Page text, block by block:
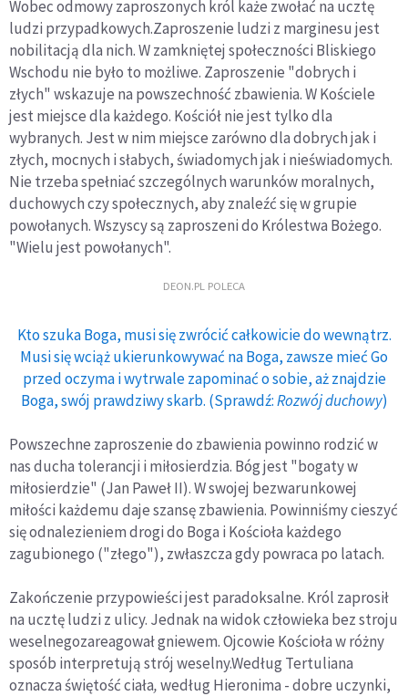
Wobec odmowy zaproszonych król każe zwołać na ucztę
ludzi przypadkowych.Zaproszenie ludzi z marginesu jest
nobilitacją dla nich. W zamkniętej społeczności Bliskiego
Wschodu nie było to możliwe. Zaproszenie "dobrych i
złych" wskazuje na powszechność zbawienia. W Kościele
jest miejsce dla każdego. Kościół nie jest tylko dla
wybranych. Jest w nim miejsce zarówno dla dobrych jak i
złych, mocnych i słabych, świadomych jak i nieświadomych.
Nie trzeba spełniać szczególnych warunków moralnych,
duchowych czy społecznych, aby znaleźć się w grupie
powołanych. Wszyscy są zaproszeni do Królestwa Bożego.
"Wielu jest powołanych".
DEON.PL POLECA
Kto szuka Boga, musi się zwrócić całkowicie do wewnątrz.
Musi się wciąż ukierunkowywać na Boga, zawsze mieć Go
przed oczyma i wytrwale zapominać o sobie, aż znajdzie
Boga, swój prawdziwy skarb. (Sprawdź:Rozwój duchowy)
Powszechne zaproszenie do zbawienia powinno rodzić w
nas ducha tolerancji i miłosierdzia. Bóg jest "bogaty w
miłosierdzie" (Jan Paweł II). W swojej bezwarunkowej
miłości każdemu daje szansę zbawienia. Powinniśmy cieszyć
się odnalezieniem drogi do Boga i Kościoła każdego
zagubionego ("złego"), zwłaszcza gdy powraca po latach.
Zakończenie przypowieści jest paradoksalne. Król zaprosił
na ucztę ludzi z ulicy. Jednak na widok człowieka bez stroju
weselnegozareagował gniewem. Ojcowie Kościoła w różny
sposób interpretują strój weselny.Według Tertuliana
oznacza świętość ciała,według Hieronima - dobre uczynki,